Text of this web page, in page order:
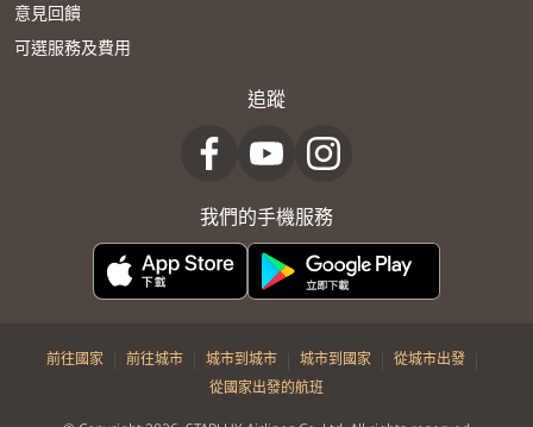
意見回饋
可選服務及費用
追蹤
我們的手機服務
前往國家 | 前往城市 | 城市到城市 | 城市到國家 | 從城市出發 |
從國家出發的航班